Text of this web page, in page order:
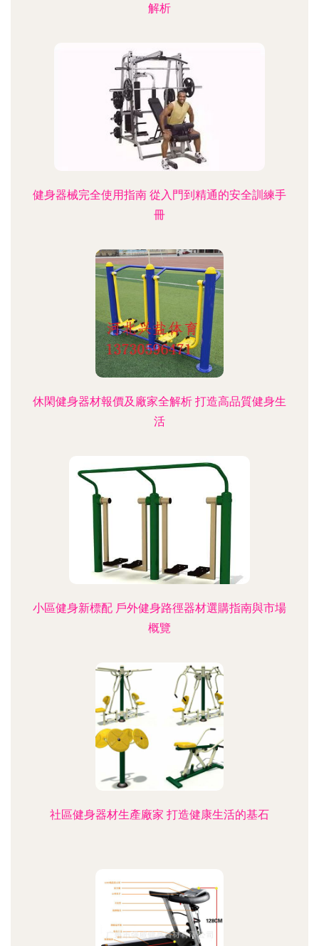
解析
健身器械完全使用指南 從入門到精通的安全訓練手
冊
休閑健身器材報價及廠家全解析 打造高品質健身生
活
小區健身新標配 戶外健身路徑器材選購指南與市場
概覽
社區健身器材生產廠家 打造健康生活的基石